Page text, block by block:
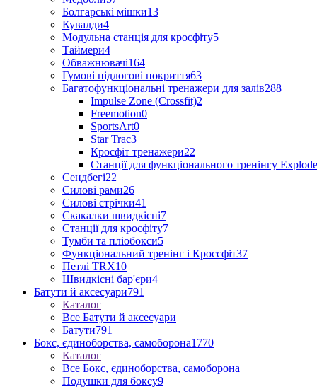
Болгарські мішки13
Кувалди4
Модульна станція для кросфіту5
Таймери4
Обважнювачі164
Гумові підлогові покриття63
Багатофункціональні тренажери для залів288
Impulse Zone (Crossfit)2
Freemotion0
SportsArt0
Star Trac3
Кросфіт тренажери22
Станції для функціонального тренінгу Explode
Сендбегі22
Силові рами26
Силові стрічки41
Скакалки швидкісні7
Станції для кросфіту7
Тумби та пліобокси5
Функціональний тренінг і Кроссфіт37
Петлі TRX10
Швидкісні бар'єри4
Батути й аксесуари791
Каталог
Все Батути й аксесуари
Батути791
Бокс, єдиноборства, самоборона1770
Каталог
Все Бокс, єдиноборства, самоборона
Подушки для боксу9